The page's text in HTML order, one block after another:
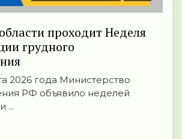
проходит Неделя
грудного
2026 года Министерство
РФ объявило неделей
...